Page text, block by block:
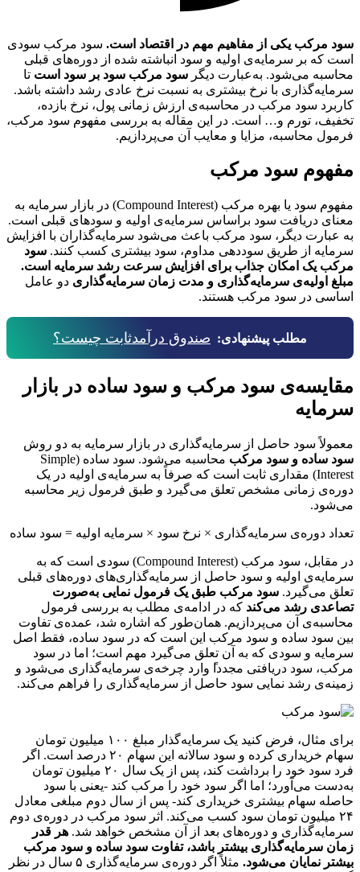
سود مرکب یکی از مفاهیم مهم در اقتصاد است. سود مرکب سودی
است که بر سرمایه‌ی اولیه و سود انباشته شده از دوره‌های قبلی
محاسبه می‌شود. به‌عبارت دیگر سود مرکب سود بر سود است تا
سرمایه‌گذاری با نرخ بیشتری به نسبت نرخ عادی رشد داشته باشد.
کاربرد سود مرکب در محاسبه‌ی ارزش زمانی پول، نرخ بازده،
تخفیف، تورم و… است. در این مقاله به بررسی مفهوم سود مرکب،
فرمول محاسبه، مزایا و معایب آن می‌پردازیم.
مفهوم سود مرکب
مفهوم سود یا بهره مرکب (Compound Interest) در بازار سرمایه به
معنای دریافت سود براساس سرمایه‌ی اولیه و سودهای قبلی است.
به عبارت دیگر، سود مرکب باعث می‌شود سرمایه‌گذاران با افزایش
سرمایه‌ از طریق سوددهی مداوم، سود بیشتری کسب کنند. سود
مرکب یک امکان جذاب برای افزایش سرعت رشد سرمایه است.
مبلغ اولیه‌ی سرمایه‌گذاری و مدت زمان سرمایه‌گذاری دو عامل
اساسی در سود مرکب هستند.
مطلب پیشنهادی: صندوق درآمدثابت چیست؟
مقایسه‌ی سود مرکب و سود ساده در بازار
سرمایه
معمولاً‌ سود حاصل از سرمایه‌گذاری در بازار سرمایه به دو روش
سود ساده و سود مرکب
محاسبه می‌شود. سود ساده (Simple
Interest) مقداری ثابت است که صرفاً به سرمایه‌ی اولیه در یک
دوره‌ی زمانی مشخص تعلق می‌گیرد و طبق فرمول زیر محاسبه
می‌شود.
تعداد دوره‌ی سرمایه‌گذاری × نرخ سود × سرمایه اولیه = سود ساده
در مقابل، سود مرکب (Compound Interest) سودی است که به
سرمایه‌ی اولیه و سود حاصل از سرمایه‌گذاری‌های دوره‌های قبلی
تعلق می‌گیرد. سود مرکب طبق یک فرمول نمایی به‌صورت
تصاعدی رشد می‌کند که در ادامه‌ی مطلب به بررسی فرمول
محاسبه‌ی آن می‌پردازیم. همان‌طور که اشاره شد، عمده‌ی تفاوت
بین سود ساده و سود مرکب این است که در سود ساده، فقط اصل
سرمایه و سودی که به آن تعلق می‌گیرد مهم است؛ اما در سود
مرکب، سود دریافتی مجددا‍ً وارد چرخه‌ی سرمایه‌گذاری می‌شود و
زمینه‌ی رشد نمایی سود حاصل از سرمایه‌گذاری را فراهم می‌کند.
برای مثال، فرض کنید یک سرمایه‌گذار مبلغ ۱۰۰ میلیون تومان
سهام خریداری کرده‌ و سود سالانه این سهام ۲۰ درصد است. اگر
فرد سود خود را برداشت کند، پس از یک سال ۲۰ میلیون تومان
به‌دست می‌آورد؛ اما اگر سود خود را مرکب کند -یعنی با سود
حاصله سهام بیشتری خریداری کند- پس از سال دوم مبلغی معادل
۲۴ میلیون تومان سود کسب می‌کند. اثر سود مرکب در دوره‌ی دوم
سرمایه‌گذاری و دوره‌های بعد از آن مشخص خواهد شد. هر قدر
زمان سرمایه‌گذاری بیشتر باشد، تفاوت سود ساده و سود مرکب
بیشتر نمایان می‌شود.
مثلاً‌ اگر دوره‌ی سرمایه‌گذاری ۵ سال در نظر